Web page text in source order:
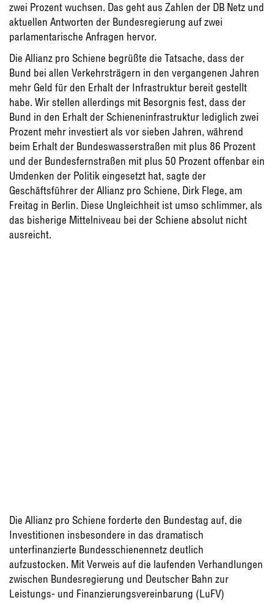
zwei Prozent wuchsen. Das geht aus Zahlen der DB Netz und
aktuellen Antworten der Bundesregierung auf zwei
parlamentarische Anfragen hervor.
Die Allianz pro Schiene begrüßte die Tatsache, dass der
Bund bei allen Verkehrsträgern in den vergangenen Jahren
mehr Geld für den Erhalt der Infrastruktur bereit gestellt
habe. Wir stellen allerdings mit Besorgnis fest, dass der
Bund in den Erhalt der Schieneninfrastruktur lediglich zwei
Prozent mehr investiert als vor sieben Jahren, während
beim Erhalt der Bundeswasserstraßen mit plus 86 Prozent
und der Bundesfernstraßen mit plus 50 Prozent offenbar ein
Umdenken der Politik eingesetzt hat, sagte der
Geschäftsführer der Allianz pro Schiene, Dirk Flege, am
Freitag in Berlin. Diese Ungleichheit ist umso schlimmer, als
das bisherige Mittelniveau bei der Schiene absolut nicht
ausreicht.
Die Allianz pro Schiene forderte den Bundestag auf, die
Investitionen insbesondere in das dramatisch
unterfinanzierte Bundesschienennetz deutlich
aufzustocken. Mit Verweis auf die laufenden Verhandlungen
zwischen Bundesregierung und Deutscher Bahn zur
Leistungs- und Finanzierungsvereinbarung (LuFV)